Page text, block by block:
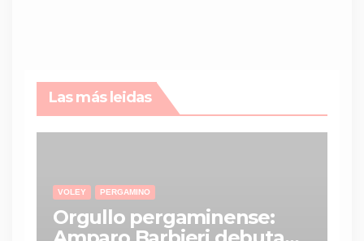
Las más leidas
VOLEY PERGAMINO
Orgullo pergaminense: